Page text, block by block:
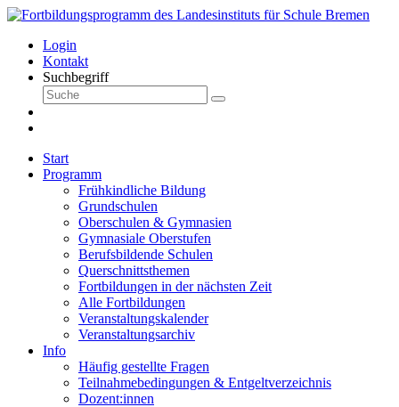
Login
Kontakt
Suchbegriff
Start
Programm
Frühkindliche Bildung
Grundschulen
Oberschulen & Gymnasien
Gymnasiale Oberstufen
Berufsbildende Schulen
Querschnittsthemen
Fortbildungen in der nächsten Zeit
Alle Fortbildungen
Veranstaltungskalender
Veranstaltungsarchiv
Info
Häufig gestellte Fragen
Teilnahmebedingungen & Entgeltverzeichnis
Dozent:innen